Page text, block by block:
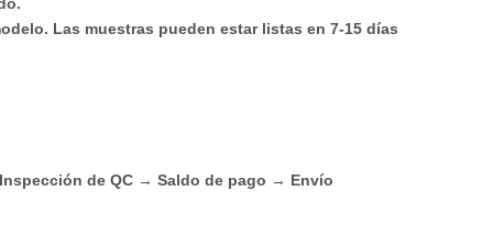
Las muestras pueden estar listas en 7-15 días
de QC → Saldo de pago → Envío